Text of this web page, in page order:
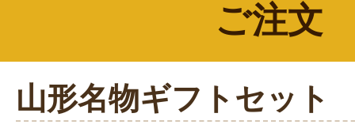
ご注文
山形名物ギフトセット